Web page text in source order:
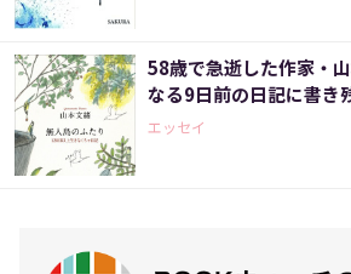
58歳で急逝した作家・
なる9日前の日記に書き
エッセイ